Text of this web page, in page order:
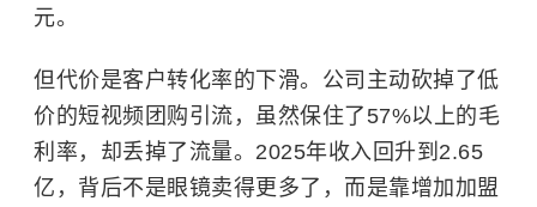
元。
但代价是客户转化率的下滑。公司主动砍掉了低
价的短视频团购引流，虽然保住了57%以上的毛
利率，却丢掉了流量。2025年收入回升到2.65
亿，背后不是眼镜卖得更多了，而是靠增加加盟